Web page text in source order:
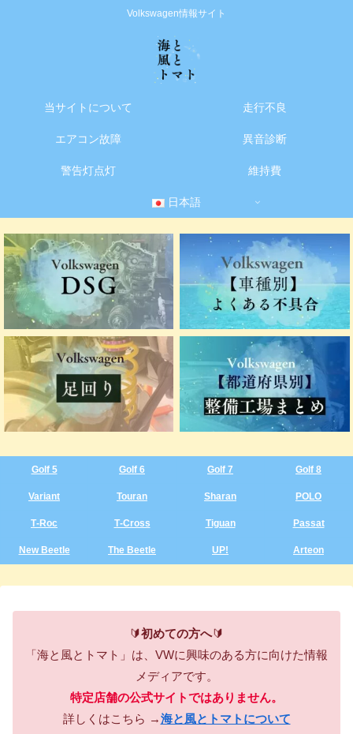
Volkswagen情報サイト
当サイトについて 走行不良
エアコン故障 異音診断
警告灯点灯 維持費
日本語
Golf 5 Golf 6 Golf 7 Golf 8
Variant Touran Sharan POLO
T‑Roc T‑Cross Tiguan Passat
New Beetle The Beetle UP! Arteon
🔰初めての方へ🔰
「海と風とトマト」は、VWに興味のある方に向けた情報
メディアです。
特定店舗の公式サイトではありません。
詳しくはこちら →海と風とトマトについて